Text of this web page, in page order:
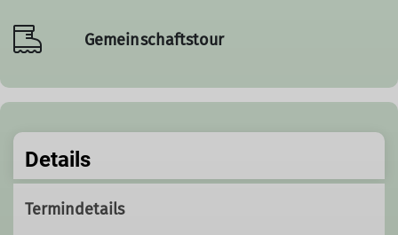
Gemeinschaftstour
Details
Termindetails